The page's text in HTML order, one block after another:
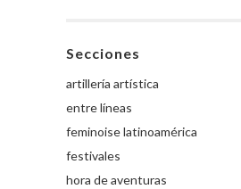
Secciones
artillería artística
entre líneas
feminoise latinoamérica
festivales
hora de aventuras